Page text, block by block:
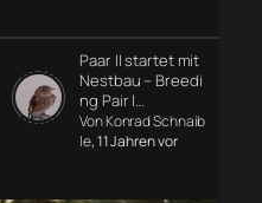
Paar II startet mit
Nestbau – Breedi
ng Pair I…
Von Konrad Schnaib
le, 11 Jahren vor